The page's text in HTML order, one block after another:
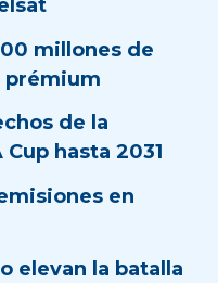
millones de
prémium
de la
hasta 2031
en
elevan la batalla